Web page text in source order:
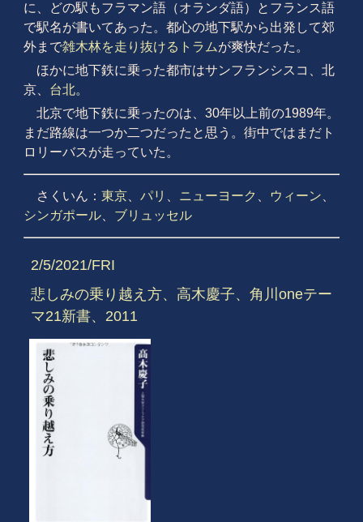
に、どの駅もフラマン語（オランダ語）とフランス語
で駅名が書いてあった。都心の地下駅から出発して郊
外まで雑木林を走り抜けるトラムが爽快だった。
ほかに地下鉄に乗った都市はサンフランシスコ、北
京、 台北。
北京で地下鉄に乗ったのは、30年以上前の1989年。
まだ路線は一つか二つだったと思う。街中ではまだト
ロリーバスが走っていた。
さくいん： 東京、 パリ ニューヨーク ウィーン
シンガポール、 ブリュッセル
2/5/2021/FRI
悲しみの乗り越え方、高木慶子、角川oneテー
マ21新書、2011